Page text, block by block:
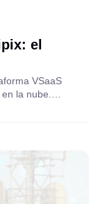
el
VSaaS
la nube.